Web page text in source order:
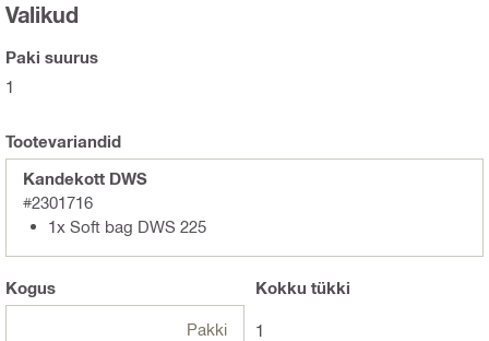
Valikud
Paki suurus
1
Tootevariandid
Kandekott DWS
#2301716
1x Soft bag DWS 225
Kogus
Pakki
Kokku tükki
1